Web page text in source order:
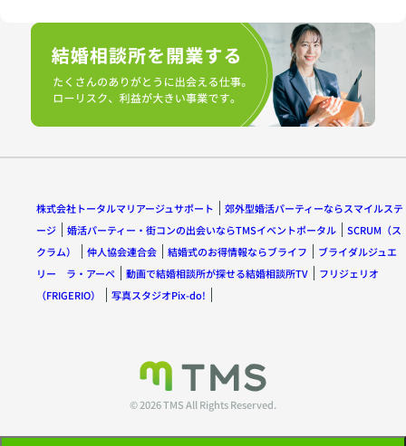
株式会社トータルマリアージュサポート
郊外型婚活パーティーならスマイルステ
ージ
婚活パーティー・街コンの出会いならTMSイベントポータル
SCRUM（ス
クラム）
仲人協会連合会 結婚式のお得情報ならブライフ
ブライダルジュエ
リー ラ・アーペ
動画で結婚相談所が探せる結婚相談所TV
フリジェリオ
（FRIGERIO）
写真スタジオPix-do!
© 2026 TMS All Rights Reserved.